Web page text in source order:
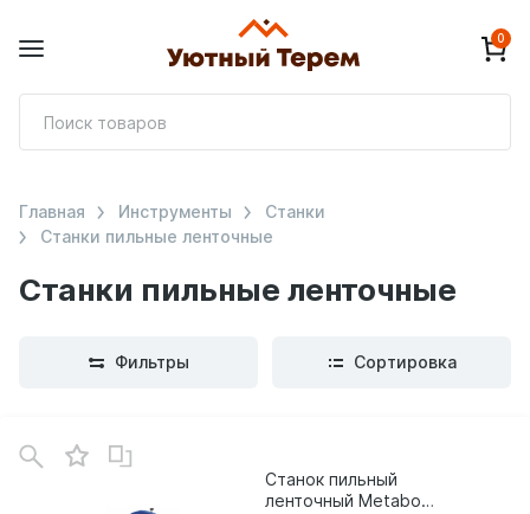
0
Станки пильные ленточные
Главная Инструменты
Станки
Станки пильные ленточные
Фильтры Сортировка
Станок пильный
ленточный Metabo